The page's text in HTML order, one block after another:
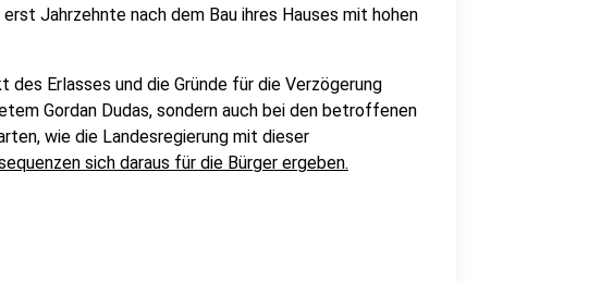
Jahrzehnte nach dem Bau ihres Hauses mit hohen
Erlasses und die Gründe für die Verzögerung
Gordan Dudas, sondern auch bei den betroffenen
wie die Landesregierung mit dieser
sich daraus für die Bürger ergeben.